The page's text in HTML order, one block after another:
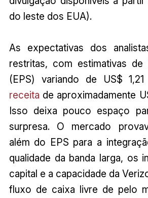
do leste dos EUA).
As expectativas dos
restritas, com estimativas de
(EPS) variando de US$
receita de aproximadamente
Isso deixa pouco espaço
surpresa. O mercado
além do EPS para a
qualidade da banda larga, os
capital e a capacidade da
fluxo de caixa livre de pelo